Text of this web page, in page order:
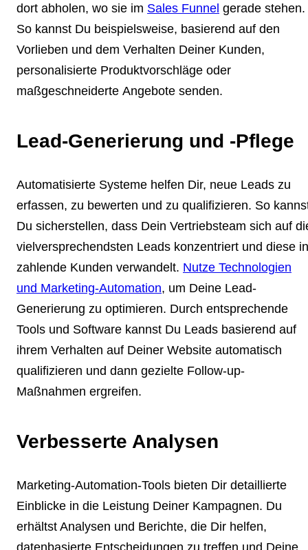
dort abholen, wo sie im Sales Funnel gerade stehen.
So kannst Du beispielsweise, basierend auf den
Vorlieben und dem Verhalten Deiner Kunden,
personalisierte Produktvorschläge oder
maßgeschneiderte Angebote senden.
Lead-Generierung und -Pflege
Automatisierte Systeme helfen Dir, neue Leads zu
erfassen, zu bewerten und zu qualifizieren. So
Du sicherstellen, dass Dein Vertriebsteam sich auf
vielversprechendsten Leads konzentriert und diese in
zahlende Kunden verwandelt. Nutze Technologien
und Marketing-Automation, um Deine Lead-
Generierung zu optimieren. Durch entsprechende
Tools und Software kannst Du Leads basierend auf
ihrem Verhalten auf Deiner Website automatisch
qualifizieren und dann gezielte Follow-up-
Maßnahmen ergreifen.
Verbesserte Analysen
Marketing-Automation-Tools bieten Dir detaillierte
Einblicke in die Leistung Deiner Kampagnen. Du
erhältst Analysen und Berichte, die Dir helfen,
datenbasierte Entscheidungen zu treffen und Deine